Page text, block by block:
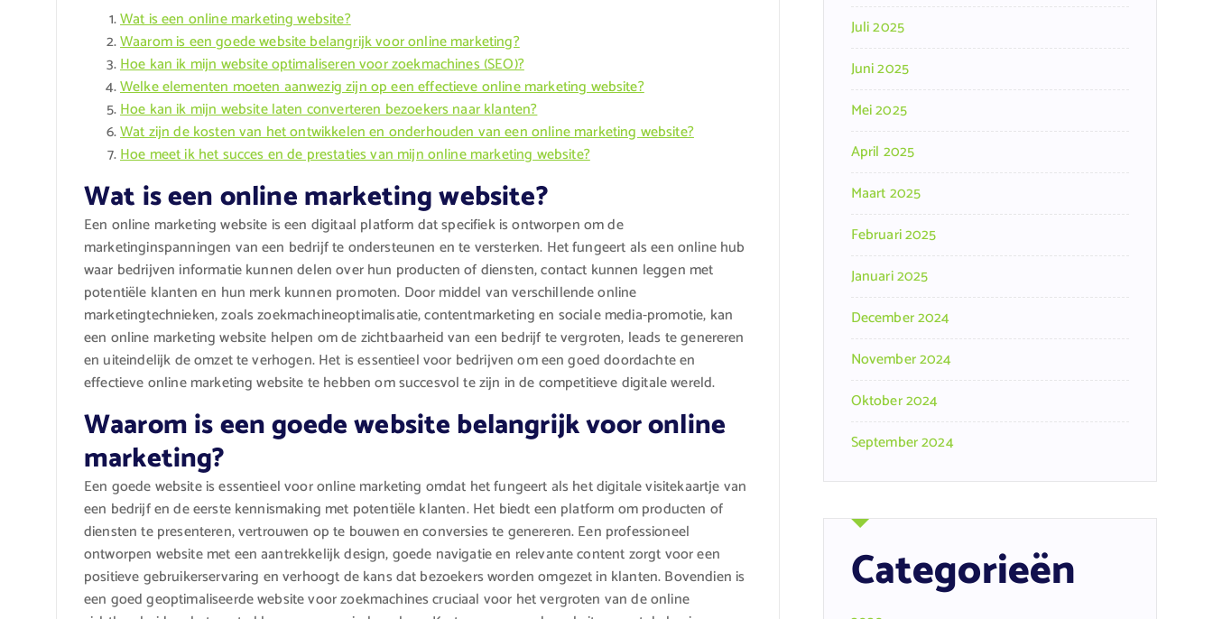
Wat is een online marketing website?
Waarom is een goede website belangrijk voor online marketing?
Hoe kan ik mijn website optimaliseren voor zoekmachines (SEO)?
Welke elementen moeten aanwezig zijn op een effectieve online marketing website?
Hoe kan ik mijn website laten converteren bezoekers naar klanten?
Wat zijn de kosten van het ontwikkelen en onderhouden van een online marketing website?
Hoe meet ik het succes en de prestaties van mijn online marketing website?
Wat is een online marketing website?
Een online marketing website is een digitaal platform dat specifiek is ontworpen om de
marketinginspanningen van een bedrijf te ondersteunen en te versterken. Het fungeert als een online hub
waar bedrijven informatie kunnen delen over hun producten of diensten, contact kunnen leggen met
potentiële klanten en hun merk kunnen promoten. Door middel van verschillende online
marketingtechnieken, zoals zoekmachineoptimalisatie, contentmarketing en sociale media-promotie, kan
een online marketing website helpen om de zichtbaarheid van een bedrijf te vergroten, leads te genereren
en uiteindelijk de omzet te verhogen. Het is essentieel voor bedrijven om een goed doordachte en
effectieve online marketing website te hebben om succesvol te zijn in de competitieve digitale wereld.
Waarom is een goede website belangrijk voor online
marketing?
Een goede website is essentieel voor online marketing omdat het fungeert als het digitale visitekaartje van
een bedrijf en de eerste kennismaking met potentiële klanten. Het biedt een platform om producten of
diensten te presenteren, vertrouwen op te bouwen en conversies te genereren. Een professioneel
ontworpen website met een aantrekkelijk design, goede navigatie en relevante content zorgt voor een
positieve gebruikerservaring en verhoogt de kans dat bezoekers worden omgezet in klanten. Bovendien is
een goed geoptimaliseerde website voor zoekmachines cruciaal voor het vergroten van de online
Juli 2025
Juni 2025
Mei 2025
April 2025
Maart 2025
Februari 2025
Januari 2025
December 2024
November 2024
Oktober 2024
September 2024
Categorieën